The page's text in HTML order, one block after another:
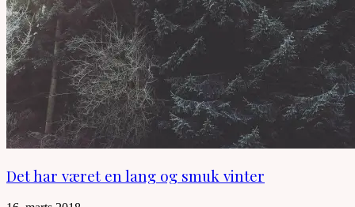
Det har været en lang og smuk vinter